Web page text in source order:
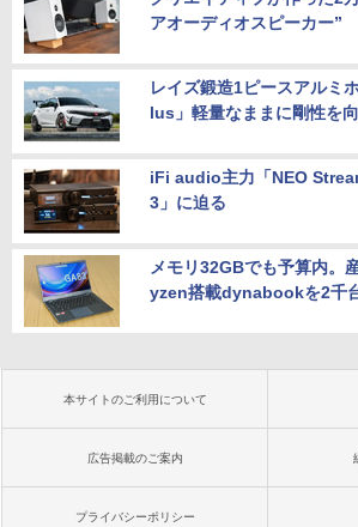
アオーディオスピーカー”
レイズ鍛造1ピースアルミ
lus」軽量なままに剛性を
iFi audio主力「NEO
3」に迫る
メモリ32GBでも予算内。
yzen搭載dynabookを2千
本サイトのご利用について
広告掲載のご案内
プライバシーポリシー